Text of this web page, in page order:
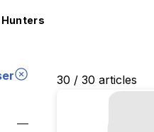
Hunters
30 / 30 articles